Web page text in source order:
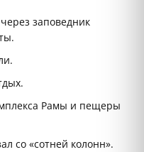
заповедник
Рамы и пещеры
со «сотней колонн».